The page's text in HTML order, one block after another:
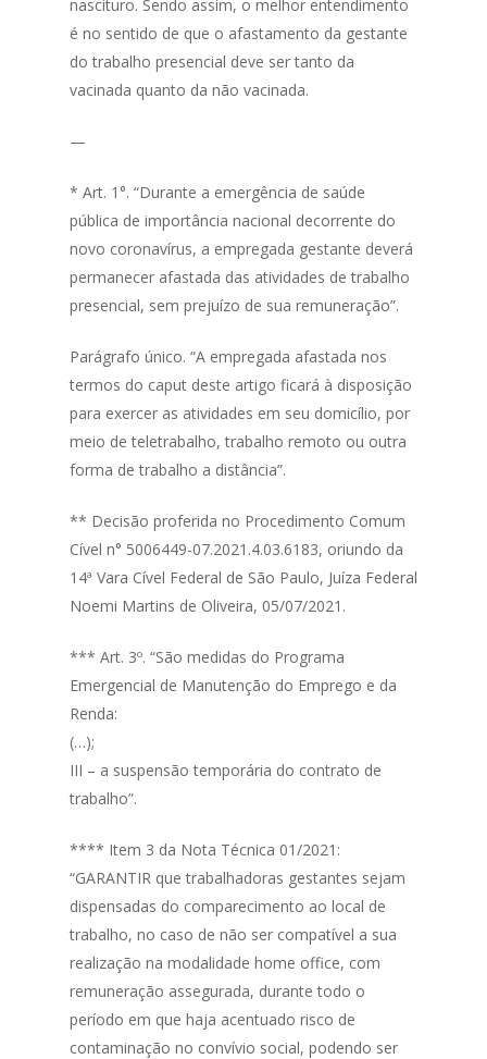
nascituro. Sendo assim, o melhor entendimento
é no sentido de que o afastamento da gestante
do trabalho presencial deve ser tanto da
vacinada quanto da não vacinada.
—
* Art. 1°. “Durante a emergência de saúde
pública de importância nacional decorrente do
novo coronavírus, a empregada gestante deverá
permanecer afastada das atividades de trabalho
presencial, sem prejuízo de sua remuneração”.
Parágrafo único. “A empregada afastada nos
termos do caput deste artigo ficará à disposição
para exercer as atividades em seu domicílio, por
meio de teletrabalho, trabalho remoto ou outra
forma de trabalho a distância”.
** Decisão proferida no Procedimento Comum
Cível n° 5006449-07.2021.4.03.6183, oriundo da
14ª Vara Cível Federal de São Paulo, Juíza Federal
Noemi Martins de Oliveira, 05/07/2021.
*** Art. 3º. “São medidas do Programa
Emergencial de Manutenção do Emprego e da
Renda:
(…);
III – a suspensão temporária do contrato de
trabalho”.
**** Item 3 da Nota Técnica 01/2021:
“GARANTIR que trabalhadoras gestantes sejam
dispensadas do comparecimento ao local de
trabalho, no caso de não ser compatível a sua
realização na modalidade home office, com
remuneração assegurada, durante todo o
período em que haja acentuado risco de
contaminação no convívio social, podendo ser